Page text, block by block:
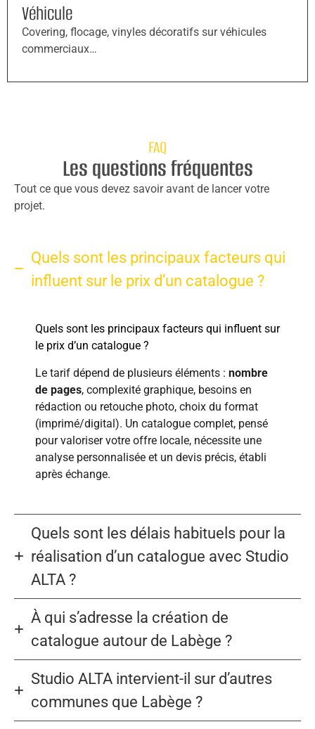
Véhicule
Covering, flocage, vinyles décoratifs sur véhicules
commerciaux…
FAQ
Les questions fréquentes
Tout ce que vous devez savoir avant de lancer votre
projet.
Quels sont les principaux facteurs qui
influent sur le prix d’un catalogue ?
Quels sont les principaux facteurs qui influent sur
le prix d’un catalogue ?
Le tarif dépend de plusieurs éléments : nombre
de pages, complexité graphique, besoins en
rédaction ou retouche photo, choix du format
(imprimé/digital). Un catalogue complet, pensé
pour valoriser votre offre locale, nécessite une
analyse personnalisée et un devis précis, établi
après échange.
Quels sont les délais habituels pour la
réalisation d’un catalogue avec Studio
ALTA ?
À qui s’adresse la création de
catalogue autour de Labège ?
Studio ALTA intervient-il sur d’autres
communes que Labège ?